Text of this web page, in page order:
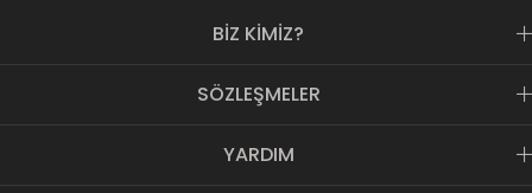
BİZ KİMİZ?
SÖZLEŞMELER
YARDIM